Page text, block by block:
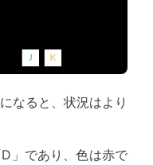
になると、状況はより
」であり、色は赤で